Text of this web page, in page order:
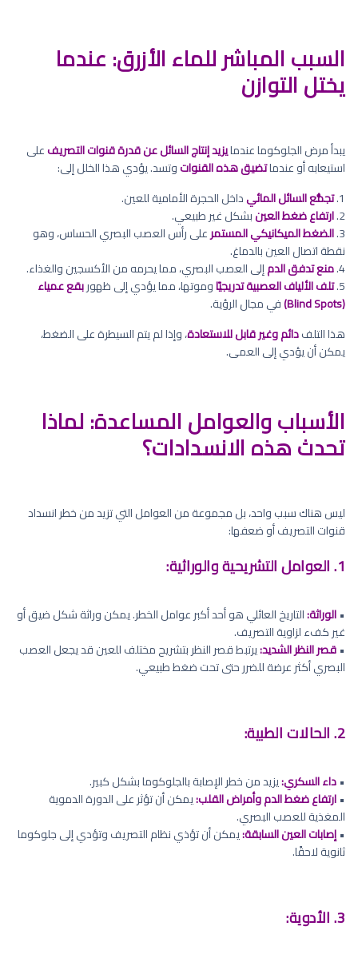
السبب المباشر للماء الأزرق: عندما
يختل التوازن
يبدأ مرض الجلوكوما عندمايزيد إنتاج السائل عن قدرة قنوات التصريفعلى
استيعابه أو عندماتضيق هذه القنواتوتسد. يؤدي هذا الخلل إلى:
1. تجمُّع السائل المائيداخل الحجرة الأمامية للعين.
2. ارتفاع ضغط العينبشكل غير طبيعي.
3. الضغط الميكانيكي المستمرعلى رأس العصب البصري الحساس، وهو
نقطة اتصال العين بالدماغ.
4. منع تدفق الدمإلى العصب البصري، مما يحرمه من الأكسجين والغذاء.
5. تلف الألياف العصبية تدريجيًاوموتها، مما يؤدي إلى ظهوربقع عمياء
(Blind Spots)
في مجال الرؤية.
هذا التلفدائم وغير قابل للاستعادة، وإذا لم يتم السيطرة على الضغط،
يمكن أن يؤدي إلى العمى.
الأسباب والعوامل المساعدة: لماذا
تحدث هذه الانسدادات؟
ليس هناك سبب واحد، بل مجموعة من العوامل التي تزيد من خطر انسداد
قنوات التصريف أو ضعفها:
1. العوامل التشريحية والوراثية:
•الوراثة:التاريخ العائلي هو أحد أكبر عوامل الخطر. يمكن وراثة شكل ضيق أو
غير كفء لزاوية التصريف.
•قصر النظر الشديد:يرتبط قصر النظر بتشريح مختلف للعين قد يجعل العصب
البصري أكثر عرضة للضرر حتى تحت ضغط طبيعي.
2. الحالات الطبية:
•داء السكري:يزيد من خطر الإصابة بالجلوكوما بشكل كبير.
•ارتفاع ضغط الدم وأمراض القلب:يمكن أن تؤثر على الدورة الدموية
المغذية للعصب البصري.
•إصابات العين السابقة:يمكن أن تؤذي نظام التصريف وتؤدي إلى جلوكوما
ثانوية لاحقًا.
3. الأدوية: